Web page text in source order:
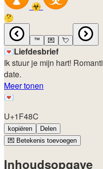
☣️
🤔
™️ 💌 💘
💌Liefdesbrief
Ik stuur je mijn hart!
date.
Meer tonen
💌
U+1F48C
kopiëren
Delen
💌 Betekenis toevoegen
Inhoudsopgave